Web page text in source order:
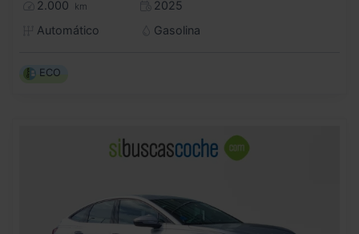
2.000 km
2025
Automático
Gasolina
ECO